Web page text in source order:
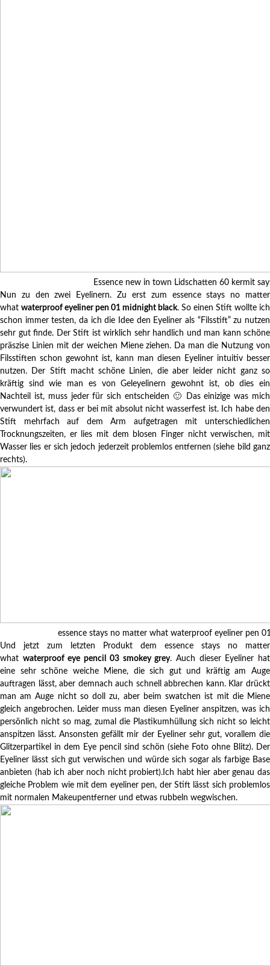
Essence new in town Lidschatten 60 kermit
Nun zu den zwei Eyelinern. Zu erst zum essence stays no matter
what waterproof eyeliner pen 01 midnight black. So einen Stift wollte ich
schon immer testen, da ich die Idee den Eyeliner als “Filsstift” zu nutzen
sehr gut finde. Der Stift ist wirklich sehr handlich und man kann schöne
präszise Linien mit der weichen Miene ziehen. Da man die Nutzung von
Filsstiften schon gewohnt ist, kann man diesen Eyeliner intuitiv besser
nutzen. Der Stift macht schöne Linien, die aber leider nicht ganz so
kräftig sind wie man es von Geleyelinern gewohnt ist, ob dies ein
Nachteil ist, muss jeder für sich entscheiden 🙂 Das einizige was mich
verwundert ist, dass er bei mit absolut nicht wasserfest ist. Ich habe den
Stift mehrfach auf dem Arm aufgetragen mit unterschiedlichen
Trocknungszeiten, er lies mit dem blosen Finger nicht verwischen, mit
Wasser lies er sich jedoch jederzeit problemlos entfernen (siehe bild ganz
rechts).
essence stays no matter what waterproof eyeliner pen
Und jetzt zum letzten Produkt dem essence stays no matter
what waterproof eye pencil 03 smokey grey. Auch dieser Eyeliner hat
eine sehr schöne weiche Miene, die sich gut und kräftig am Auge
auftragen lässt, aber demnach auch schnell abbrechen kann. Klar drückt
man am Auge nicht so doll zu, aber beim swatchen ist mit die Miene
gleich angebrochen. Leider muss man diesen Eyeliner anspitzen, was ich
persönlich nicht so mag, zumal die Plastikumhüllung sich nicht so leicht
anspitzen lässt. Ansonsten gefällt mir der Eyeliner sehr gut, vorallem die
Glitzerpartikel in dem Eye pencil sind schön (siehe Foto ohne Blitz). Der
Eyeliner lässt sich gut verwischen und würde sich sogar als farbige Base
anbieten (hab ich aber noch nicht probiert).Ich habt hier aber genau das
gleiche Problem wie mit dem eyeliner pen, der Stift lässt sich problemlos
mit normalen Makeupentferner und etwas rubbeln wegwischen.